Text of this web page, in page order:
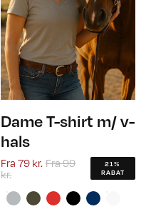
Dame T-shirt m/ v-
hals
Fra 79 kr. Fra99
kr.
21%
RABAT